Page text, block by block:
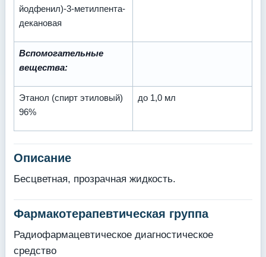
йодфенил)-3-метилпента-
декановая
Вспомогательные
вещества:
Этанол (спирт этиловый)
96%
до 1,0 мл
Описание
Бесцветная, прозрачная жидкость.
Фармакотерапевтическая группа
Радиофармацевтическое диагностическое
средство